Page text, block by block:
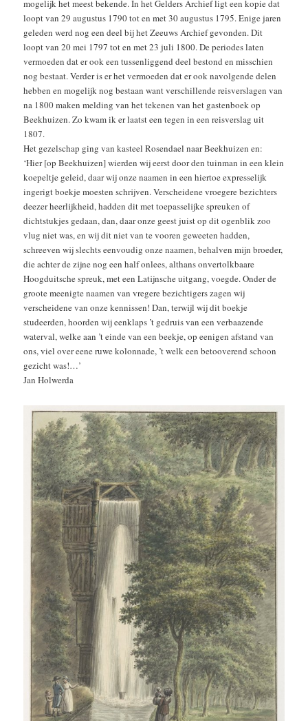
mogelijk het meest bekende. In het Gelders Archief ligt een kopie dat
loopt van 29 augustus 1790 tot en met 30 augustus 1795. Enige jaren
geleden werd nog een deel bij het Zeeuws Archief gevonden. Dit
loopt van 20 mei 1797 tot en met 23 juli 1800. De periodes laten
vermoeden dat er ook een tussenliggend deel bestond en misschien
nog bestaat. Verder is er het vermoeden dat er ook navolgende delen
hebben en mogelijk nog bestaan want verschillende reisverslagen van
na 1800 maken melding van het tekenen van het gastenboek op
Beekhuizen. Zo kwam ik er laatst een tegen in een reisverslag uit
1807.
Het gezelschap ging van kasteel Rosendael naar Beekhuizen en:
‘Hier [op Beekhuizen] wierden wij eerst door den tuinman in een klein
koepeltje geleid, daar wij onze naamen in een hiertoe expresselijk
ingerigt boekje moesten schrijven. Verscheidene vroegere bezichters
deezer heerlijkheid, hadden dit met toepasselijke spreuken of
dichtstukjes gedaan, dan, daar onze geest juist op dit ogenblik zoo
vlug niet was, en wij dit niet van te vooren geweeten hadden,
schreeven wij slechts eenvoudig onze naamen, behalven mijn broeder,
die achter de zijne nog een half onlees, althans onvertolkbaare
Hoogduitsche spreuk, met een Latijnsche uitgang, voegde. Onder de
groote meenigte naamen van vregere bezichtigers zagen wij
verscheidene van onze kennissen! Dan, terwijl wij dit boekje
studeerden, hoorden wij eenklaps ’t gedruis van een verbaazende
waterval, welke aan ’t einde van een beekje, op eenigen afstand van
ons, viel over eene ruwe kolonnade, ’t welk een betooverend schoon
gezicht was!…’
Jan Holwerda